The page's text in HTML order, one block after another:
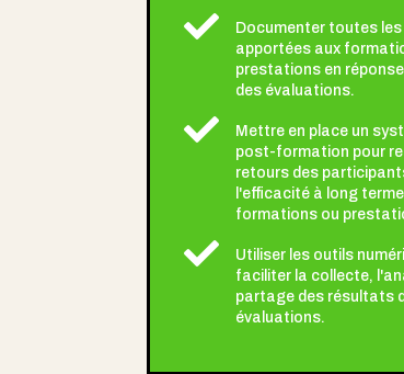

Documenter toutes
apportées aux
prestations en
des évaluations.

Mettre en place un
post-formation pour
retours des
l'efficacité à long
formations ou

Utiliser les outils
faciliter la collecte,
partage des résultats
évaluations.